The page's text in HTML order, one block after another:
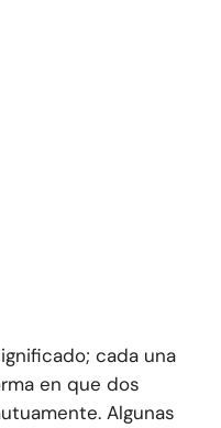
cada una
en que dos
Algunas